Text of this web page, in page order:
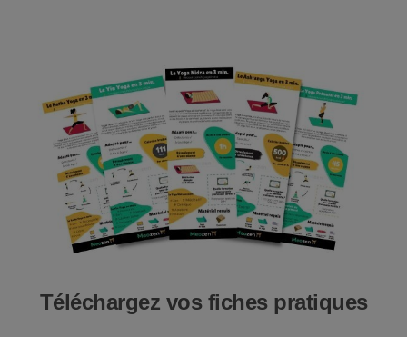
Téléchargez vos fiches pratiques